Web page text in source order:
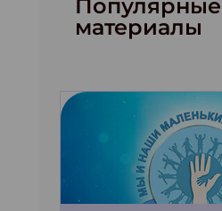
Популярные
материалы